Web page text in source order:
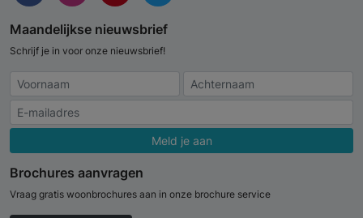
Maandelijkse nieuwsbrief
Schrijf je in voor onze nieuwsbrief!
Meld je aan
Brochures aanvragen
Vraag gratis woonbrochures aan in onze brochure service